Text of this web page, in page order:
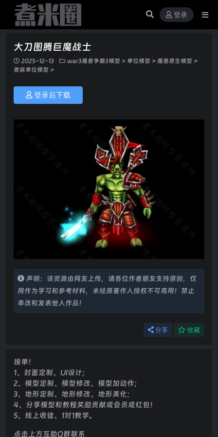
登录
大刀图腾巨魔战士
2025-12-13 war3魔兽争霸3模型 > 单位模型 > 魔兽原生模型 >
兽族单位模型 >
登录后下载
声明：该资源由网友上传，请各位作者朋友支持原创，仅
用作为学习和参考材料，未经原著作人授权不可商用！禁止
串改和发表他人作品！
分享 收藏
接单！
1、封面定制、UI设计；
2、模型定制、模型修改、模型加动作；
3、地形定制、地形修改、地形美化；
4、分享模型和教程奖励贡献或会员或红包！
5、线上收徒、1对1教学。
点击上方互助Q群联系